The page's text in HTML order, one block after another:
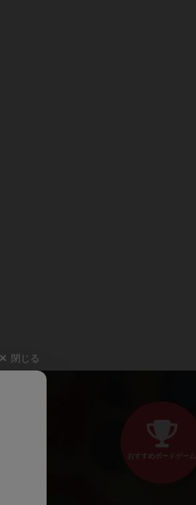
閉じる
おすすめボードゲーム